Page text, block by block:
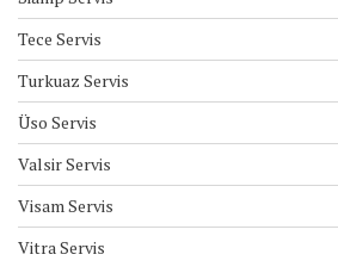
Tece Servis
Turkuaz Servis
Üso Servis
Valsir Servis
Visam Servis
Vitra Servis